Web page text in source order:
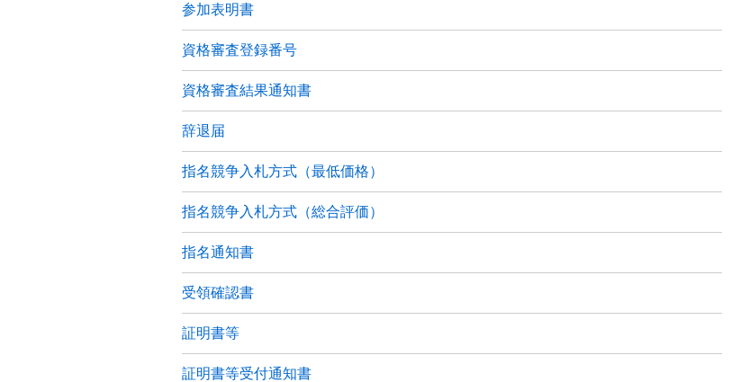
参加表明書
資格審査登録番号
資格審査結果通知書
辞退届
指名競争入札方式（最低価格）
指名競争入札方式（総合評価）
指名通知書
受領確認書
証明書等
証明書等受付通知書